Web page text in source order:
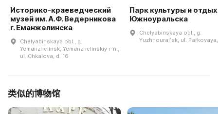
Историко-краеведческий
музей им. А.Ф. Ведерникова
г. Еманжелинска
Chelyabinskaya obl., g.
Yemanzhelinsk, Yemanzhelinskiy r-n.,
ul. Chkalova, d. 16
Парк культуры и
Южноуральска
Chelyabinskaya obl., g.
Yuzhnouralʹsk, ul.
类似的博物馆